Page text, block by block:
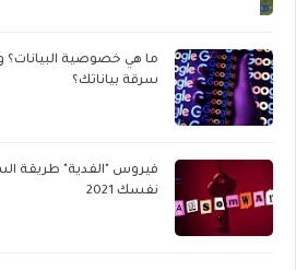
ما هي خصوصية البيانات؟
سرقة بياناتك؟
فيروس "الفدية" طريقة
نفسك 2021